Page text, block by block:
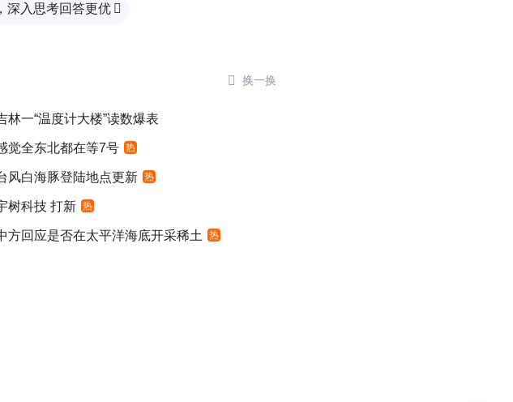
深入思考回答更优 
 换一换
林一“温度计大楼”读数爆表
觉全东北都在等7号 热
风白海豚登陆地点更新 热
树科技 打新 热
方回应是否在太平洋海底开采稀土 热